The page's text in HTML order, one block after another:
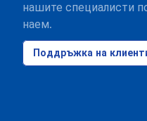
нашите специалисти
наем.
Поддръжка на